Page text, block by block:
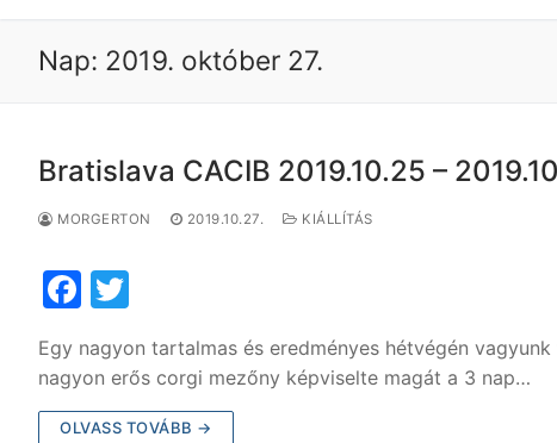
Nap: 2019. október 27.
Bratislava CACIB 2019.10.25 –
MORGERTON 2019.10.27. KIÁLLÍTÁS
F
c
e
itt
er
Egy nagyon tartalmas és eredményes hétvégén
nagyon erős corgi mezőny képviselte magát a 3 nap…
OLVASS TOVÁBB →